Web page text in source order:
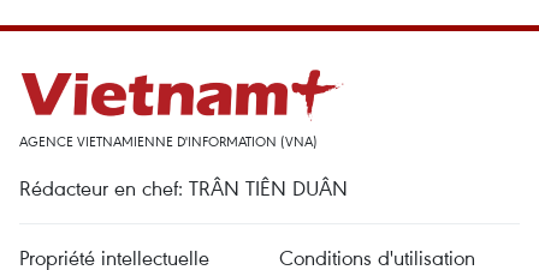
AGENCE VIETNAMIENNE D'INFORMATION (VNA)
Rédacteur en chef: TRÂN TIÊN DUÂN
Propriété intellectuelle Conditions d'utilisation